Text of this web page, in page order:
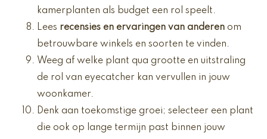
kamerplanten als budget een rol speelt.
Lees recensies en ervaringen van anderen om
betrouwbare winkels en soorten te vinden.
Weeg af welke plant qua grootte en uitstraling
de rol van eyecatcher kan vervullen in jouw
woonkamer.
Denk aan toekomstige groei; selecteer een plant
die ook op lange termijn past binnen jouw